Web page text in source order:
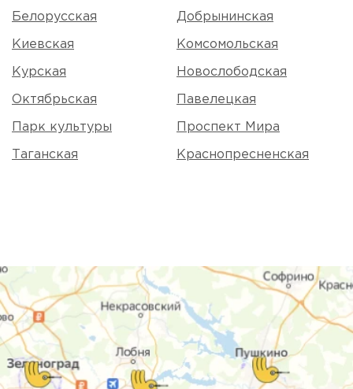
Белорусская Добрынинская
Киевская Комсомольская
Курская Новослободская
Октябрьская Павелецкая
Парк культуры Проспект Мира
Таганская Краснопресненская